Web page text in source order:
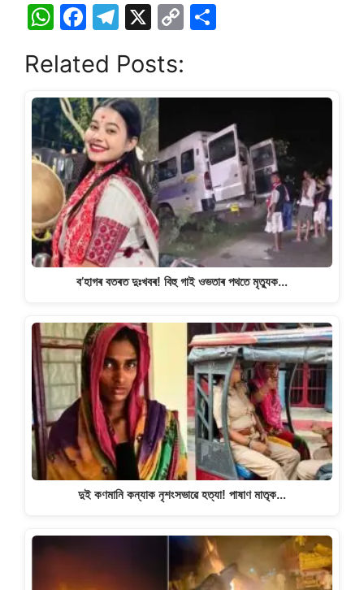
W
at
s
A
p
p
F
c
e
b
o
o
k
T
e
gr
a
m
X
C
y
n
k
e
Related Posts:
ব’হাগৰ বতৰত দুঃখবৰ! বিহু গাই ওভতাৰ পথতে মৃত্যুক…
দুই কণমানি কন্যাক নৃশংসভাৱে হত্যা! পাষাণ মাতৃক…